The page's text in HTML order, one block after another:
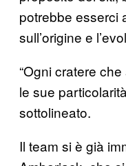
potrebbe esserci
sull’origine e
“Ogni cratere
le sue
sottolineato.
Il team si è già